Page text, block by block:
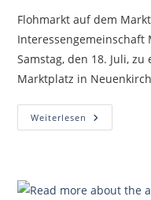
Flohmarkt auf dem
Samstag, den 18. Juli,
Marktplatz in
Weiterlesen